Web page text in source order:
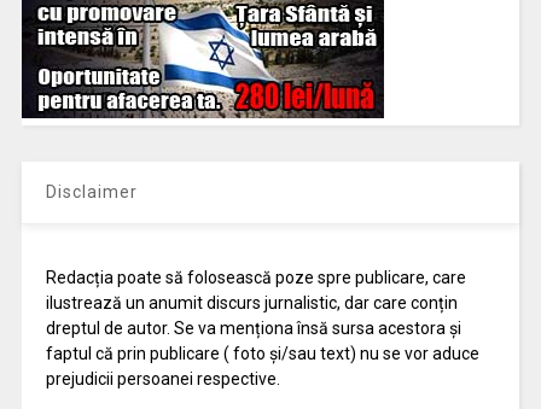
Disclaimer
Redacția poate să folosească poze spre publicare, care
ilustrează un anumit discurs jurnalistic, dar care conțin
dreptul de autor. Se va menționa însă sursa acestora și
faptul că prin publicare ( foto și/sau text) nu se vor aduce
prejudicii persoanei respective.